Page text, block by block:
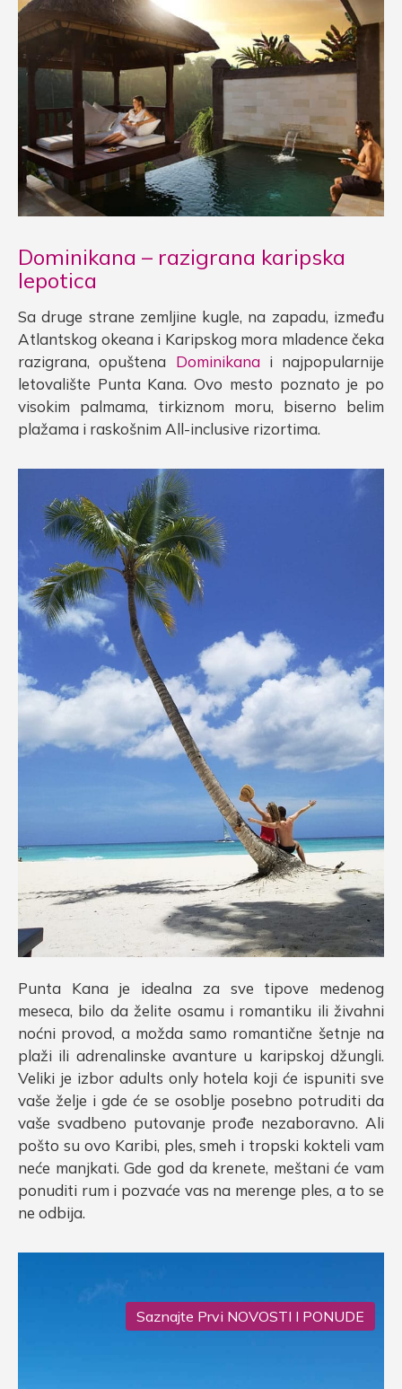
Dominikana – razigrana karipska
lepotica
Sa druge strane zemljine kugle, na zapadu, između
Atlantskog okeana i Karipskog mora mladence čeka
razigrana, opuštena Dominikanai najpopularnije
letovalište Punta Kana. Ovo mesto poznato je po
visokim palmama, tirkiznom moru, biserno belim
plažama i raskošnim All-inclusive rizortima.
Punta Kana je idealna za sve tipove medenog
meseca, bilo da želite osamu i romantiku ili živahni
noćni provod, a možda samo romantične šetnje na
plaži ili adrenalinske avanture u karipskoj džungli.
Veliki je izbor adults only hotela koji će ispuniti sve
vaše želje i gde će se osoblje posebno potruditi da
vaše svadbeno putovanje prođe nezaboravno. Ali
pošto su ovo Karibi, ples, smeh i tropski kokteli vam
neće manjkati. Gde god da krenete, meštani će vam
ponuditi rum i pozvaće vas na merenge ples, a to se
ne odbija.
Saznajte Prvi NOVOSTI I PONUDE